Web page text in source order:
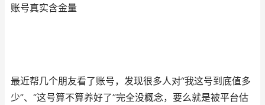
账号真实含金量
最近帮几个朋友看了账号，发现很多人对“我这号到底值多
少”、“这号算不算养好了”完全没概念，要么就是被平台估